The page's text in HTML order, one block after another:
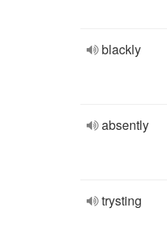
blackly
absently
trysting